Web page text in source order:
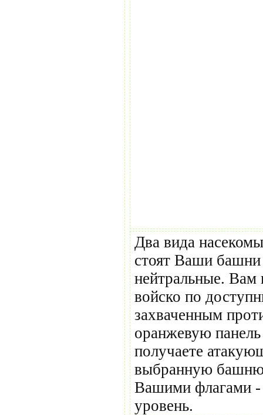
Два вида
стоят Ваши
нейтральные. Вам
войско по
захваченным
оранжевую
получаете
выбранную
Вашими флагами -
уровень.